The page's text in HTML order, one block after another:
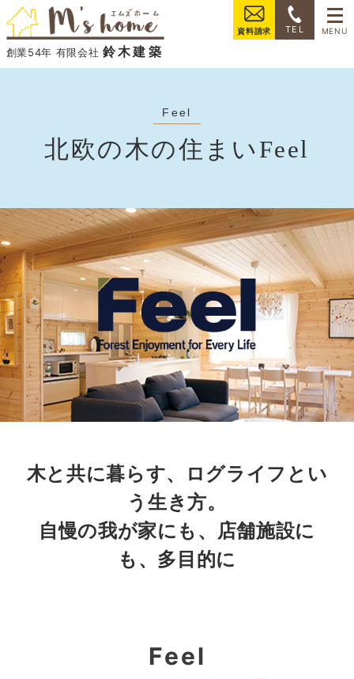
創業54年 有限会社 鈴木建築
TEL
資料請求
北欧の木の住まいFeel
木と共に暮らす、ログライフとい
う生き方。
自慢の我が家にも、店舗施設に
も、多目的に
Feel